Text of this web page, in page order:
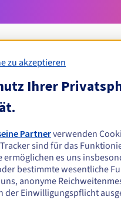
registrieren?
Personen ohne
und
zu akzeptieren
Ihrer
Partnerverwenden
sind für das
es uns
bestimmte wesentliche
anonyme
der Einwilligungspflicht